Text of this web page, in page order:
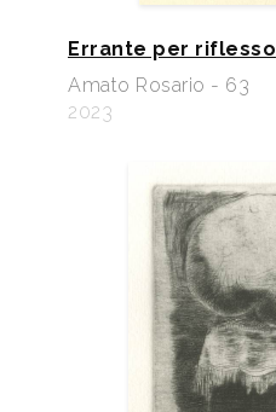
Errante per riflesso
Amato Rosario - 63
2023